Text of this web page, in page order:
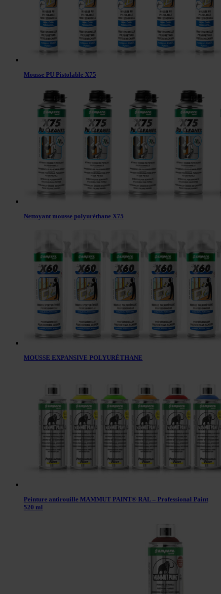
Mousse PU Pistolable X75
Nettoyant mousse polyuréthane X75
MOUSSE EXPANSIVE POLYURÉTHANE
Peinture antirouille MAMMUT PAINT® RAL – Professional Paint
520 ml